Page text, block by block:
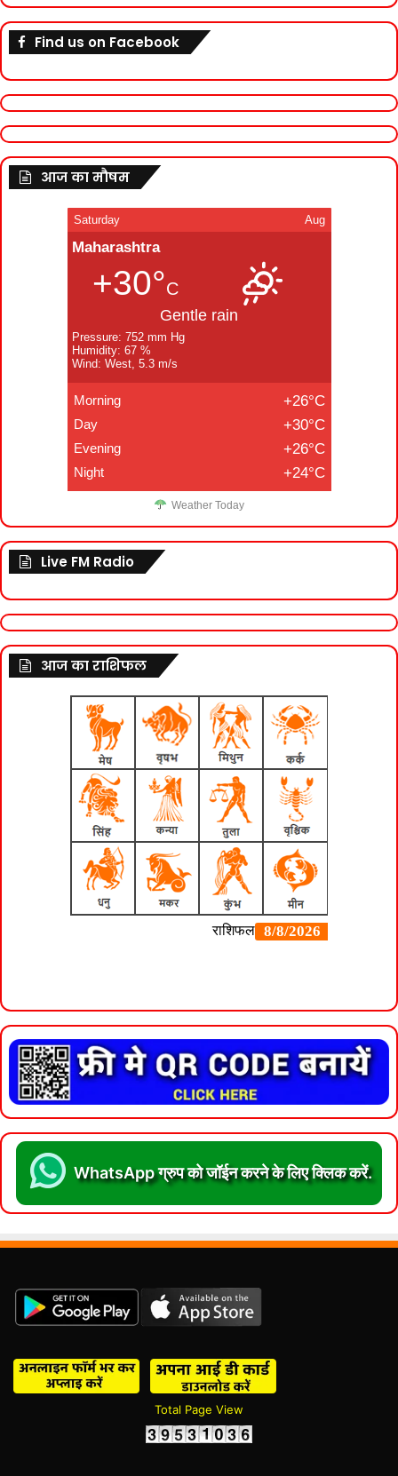
Find us on Facebook
आज का मौषम
Saturday Aug
Maharashtra
+30°C
Gentle rain
Pressure: 752 mm Hg
Humidity: 67 %
Wind: West, 5.3 m/s
Morning +26°C
Day +30°C
Evening +26°C
Night +24°C
Weather Today
Live FM Radio
आज का राशिफल
WhatsApp ग्रुप को जॉईन करने के लिए क्लिक करें.
Total Page View